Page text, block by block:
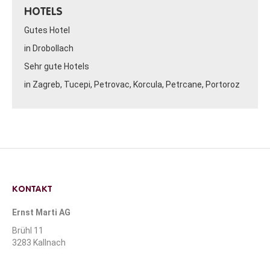
HOTELS
Gutes Hotel
in Drobollach
Sehr gute Hotels
in Zagreb, Tucepi, Petrovac, Korcula, Petrcane, Portoroz
KONTAKT
Ernst Marti AG
Brühl 11
3283 Kallnach